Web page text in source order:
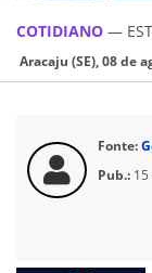
COTIDIANO —
Aracaju (SE), 08 de
Fonte:
Pub.: